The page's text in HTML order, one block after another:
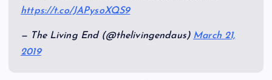
https://t.co/JAPysoXQS9
— The Living End (@thelivingendaus) March 21,
2019